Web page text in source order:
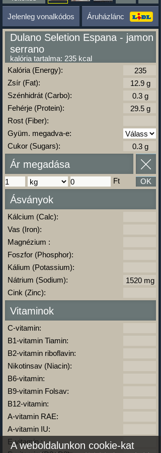
Jelenleg vonalkódos Áruházlánc
Dulano Seletion Espana - jamon
serrano
kalória tartalma: 235 kcal
Kalória (Energy):
Zsír (Fat):
Szénhidrát (Carbo):
Fehérje (Protein):
Rost (Fiber):
Gyüm. megadva-e:
Cukor (Sugars):
Ár megadása
Ft OK
Ásványok
Kálcium (Calc):
Vas (Iron):
Magnézium :
Foszfor (Phosphor):
Kálium (Potassium):
Nátrium (Sodium):
Cink (Zinc):
Vitaminok
C-vitamin:
B1-vitamin Tiamin:
B2-vitamin riboflavin:
Nikotinsav (Niacin):
B6-vitamin:
B9-vitamin Folsav:
B12-vitamin:
A-vitamin RAE:
A-vitamin IU:
E-vitamin :
A weboldalunkon cookie-kat